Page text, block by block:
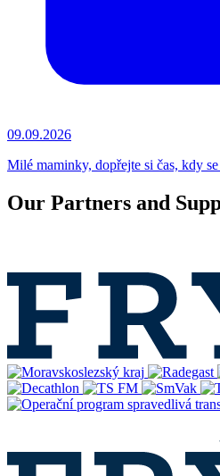
09.09.2026
Milé maminky, dopřejte si čas, kdy
Our Partners and